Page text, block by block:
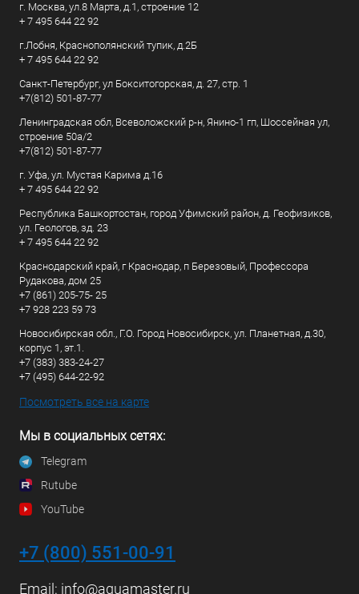
г. Москва, ул.8 Марта, д.1, строение 12
+ 7 495 644 22 92
г.Лобня, Краснополянский тупик, д.2Б
+ 7 495 644 22 92
Санкт-Петербург, ул Бокситогорская, д. 27, стр. 1
+7(812) 501-87-77
Ленинградская обл, Всеволожский р-н, Янино-1 гп, Шоссейная ул,
строение 50а/2
+7(812) 501-87-77
г. Уфа, ул. Мустая Карима д.16
+ 7 495 644 22 92
Республика Башкортостан, город Уфимский район, д. Геофизиков,
ул. Геологов, зд. 23
+ 7 495 644 22 92
Краснодарский край, г Краснодар, п Березовый, Профессора
Рудакова, дом 25
+7 (861) 205-75- 25
+7 928 223 59 73
Новосибирская обл., Г.О. Город Новосибирск, ул. Планетная, д.30,
корпус 1, эт.1.
+7 (383) 383-24-27
+7 (495) 644-22-92
Посмотреть все на карте
Мы в социальных сетях:
Telegram
Rutube
YouTube
+7 (800) 551-00-91
Email: info@aquamaster.ru